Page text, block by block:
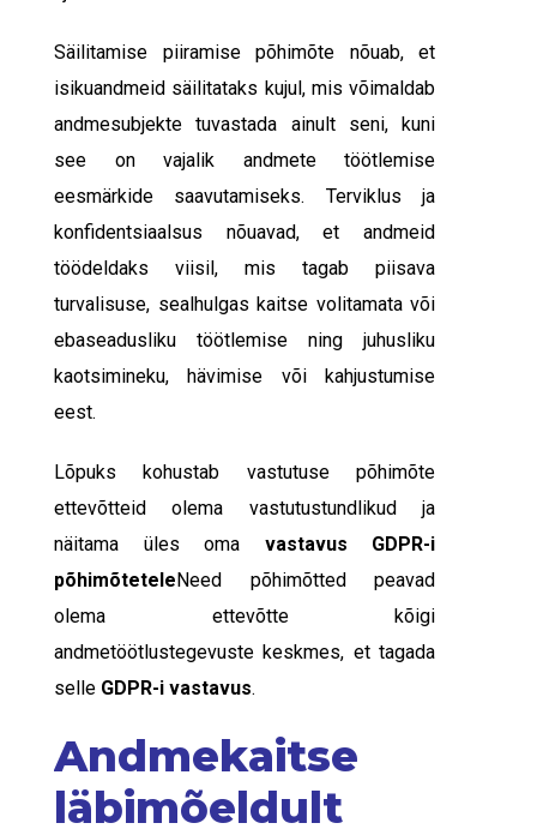
Säilitamise piiramise põhimõte nõuab, et
isikuandmeid säilitataks kujul, mis võimaldab
andmesubjekte tuvastada ainult seni, kuni
see on vajalik andmete töötlemise
eesmärkide saavutamiseks. Terviklus ja
konfidentsiaalsus nõuavad, et andmeid
töödeldaks viisil, mis tagab piisava
turvalisuse, sealhulgas kaitse volitamata või
ebaseadusliku töötlemise ning juhusliku
kaotsimineku, hävimise või kahjustumise
eest.
Lõpuks kohustab vastutuse põhimõte
ettevõtteid olema vastutustundlikud ja
näitama üles oma vastavus GDPR-i
põhimõteteleNeed põhimõtted peavad
olema ettevõtte kõigi
andmetöötlustegevuste keskmes, et tagada
selle GDPR-i vastavus.
Andmekaitse
läbimõeldult